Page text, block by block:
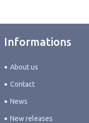
Informations
About us
Contact
News
New releases